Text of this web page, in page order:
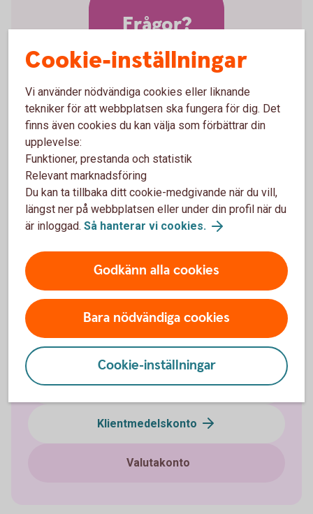
Vill ni veta mer om
valutakonto?
Välkommen att kontakta Kundservice Företag
Frågor?
Företagskonton
Företagskonto
Bankgironummer
Klientmedelskonto
Valutakonto
Cookie-inställningar
Vi använder nödvändiga cookies eller liknande
tekniker för att webbplatsen ska fungera för dig. Det
finns även cookies du kan välja som förbättrar din
upplevelse:
Funktioner, prestanda och statistik
Relevant marknadsföring
Du kan ta tillbaka ditt cookie-medgivande när du vill,
längst ner på webbplatsen eller under din profil när du
är inloggad. Så hanterar vi cookies.
Godkänn alla cookies
Bara nödvändiga cookies
Cookie-inställningar